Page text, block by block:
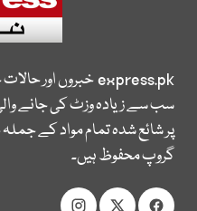
express.pkخبروں اور
سب سے زیادہ وزٹ کی جانے
پر شائع شدہ تمام مواد کے
گروپ محفوظ ہیں۔